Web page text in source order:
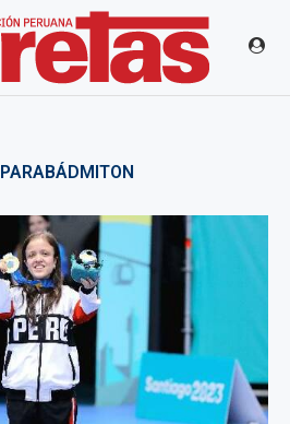
PARABÁDMITON